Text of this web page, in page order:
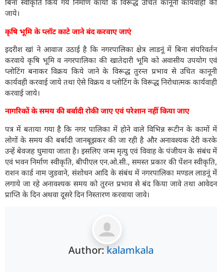
बिना स्वीकृति किये गये निर्माण कार्यों के विरूद्ध उचित कानूनी कार्यवाही की
जाये।
कृषि भूमि के प्लॉट काटे जाने बंद करवाए जाएं
इदरीश खां ने आवाज उठाई है कि नगरपालिका क्षेत्र लाडनूं में बिना संपरिवर्तन
करवाये कृषि भूमि व नगरपालिका की खातेदारी भूमि को अवासीय उपयोग एवं
प्लोटिंग बनाकर विक्रय किये जाने के विरूद्ध तुरन्त प्रभाव से उचित कानूनी
कार्यवही करवाई जाये तथा ऐसे विक्रय व प्लोटिंग के विरूद्ध निरोधात्मक कार्यवाही
करवाई जाये।
नागरिकों के समय की बर्बादी रोकी जाए एवं परेशान नहीं किया जाए
पत्र में बताया गया है कि नगर पालिका में होने वाले विभिन्न रूटीन के कामों में
लोगों के समय की बर्बादी जानबूझकर की जा रही है और अनावश्यक देरी करके
उन्हें बेवजह घुमाया जाता है। इसलिए जन्म मृत्यु एवं विवाह के पंजीयन के संबंध में
एवं भवन निर्माण स्वीकृति, बीपीएल एन.ओ.सी., समस्त प्रकार की पेंशन स्वीकृति,
राशन कार्ड नाम जुडवाने, संशोधन आदि के संबंध में नगरपालिका मण्डल लाडनूं में
लगाये जा रहे अनावश्यक समय को तुरन्त प्रभाव से बंद किया जावे तथा आवेदन
प्राप्ति के दिन अथवा दूसरे दिन निस्तारण करवाया जावे।
Author:kalamkala